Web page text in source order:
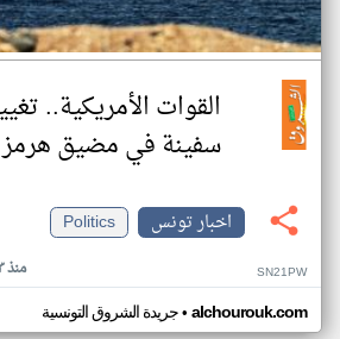
سفينة في مضيق هرمز
اخبار تونس
Politics
منذ ١٣ ساعة SN21PW
جريدة الشروق التونسية• alchourouk.com